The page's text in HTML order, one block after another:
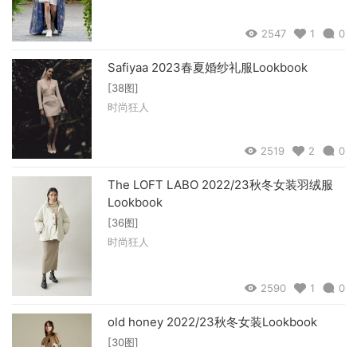
2547 1 0
Safiyaa 2023春夏婚纱礼服Lookbook
[38图]
时尚狂人
2519 2 0
The LOFT LABO 2022/23秋冬女装羽绒服
Lookbook
[36图]
时尚狂人
2590 1 0
old honey 2022/23秋冬女装Lookbook
[30图]